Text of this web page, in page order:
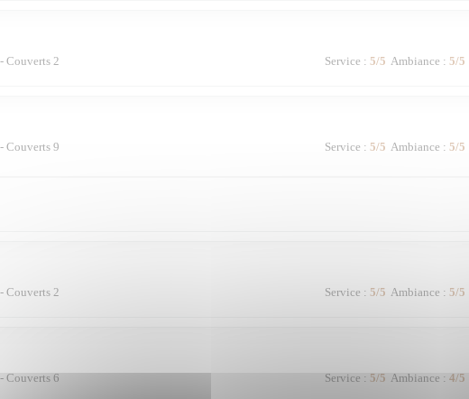
Couverts 2 Service : 5/5 Ambiance : 5/5
Couverts 9 Service : 5/5 Ambiance : 5/5
Couverts 2 Service : 5/5 Ambiance : 5/5
Couverts 6 Service : 5/5 Ambiance : 4/5